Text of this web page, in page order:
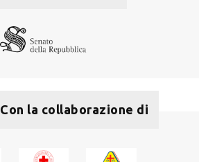
Con la collaborazione di